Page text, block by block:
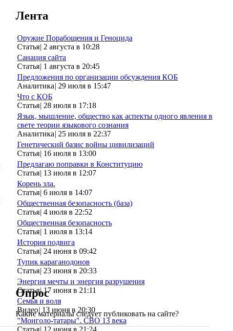
Лента
Оружие Порабощения и Геноцида
Статья| 2 августа в 10:28
Санация сайта
Статья| 1 августа в 20:45
Предложения по организации обсуждения КОБ
Аналитика| 29 июля в 15:47
Что с КОБ
Статья| 28 июля в 17:18
Язык, мышление, общество как аспекты одного явления в
свете теории языкового сознания
Аналитика| 25 июля в 22:37
Генетический базис войны цивилизаций
Статья| 16 июля в 13:00
Предлагаю поправки в Конституцию
Статья| 13 июля в 12:07
Корень зла.
Статья| 6 июля в 14:07
Общественная безопасность (база)
Статья| 4 июля в 22:52
Общественная безопасность
Статья| 1 июля в 13:14
История подвига
Статья| 24 июня в 09:42
Тупик караганодонов
Статья| 23 июня в 20:33
Энергия мечты и энергия разрушения
Статья| 17 июня в 21:11
Семья и воля
Видео| 13 июня в 20:30
"Монголо-татары". СВО 13 века
Опрос
Какие материалы следует публиковать на сайте?